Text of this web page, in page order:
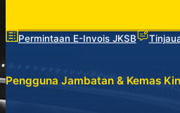
Permintaan E-Invois JKSB
Pengguna Jambatan & Kemas